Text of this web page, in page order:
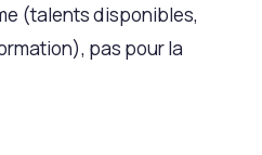
(talents disponibles,
pas pour la